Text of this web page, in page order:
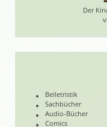
Der
Belletristik
Sachbücher
Audio-Bücher
Comics